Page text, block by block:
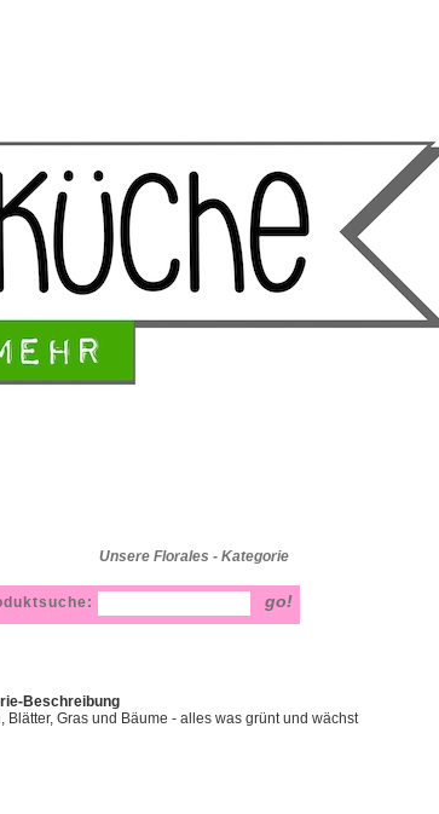
Unsere Florales - Kategorie
Beschreibung
Blätter, Gras und Bäume - alles was grünt und wächst